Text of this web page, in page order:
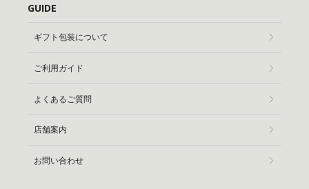
GUIDE
ギフト包装について
ご利用ガイド
よくあるご質問
店舗案内
お問い合わせ